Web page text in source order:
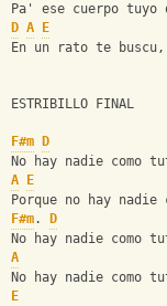
Pa' ese cuerpo tuyo
D A
E
En un rato te
ESTRIBILLO FINAL
F#m
D
No hay nadie como
A
E
Porque no hay nadie
F#m.
D
No hay nadie como
A
No hay nadie como
E